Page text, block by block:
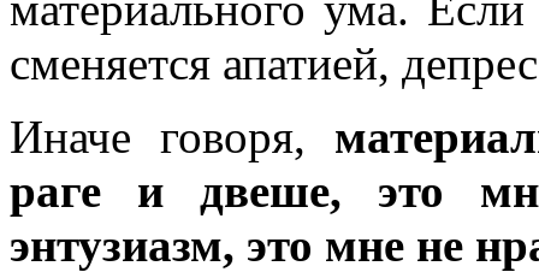
сменяется апатией,
Иначе говоря,
раге и двеше, это
энтузиазм, это мне не